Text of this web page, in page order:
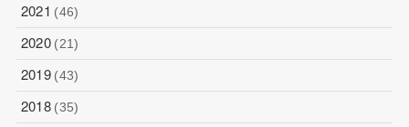
2021 (46)
2020 (21)
2019 (43)
2018 (35)